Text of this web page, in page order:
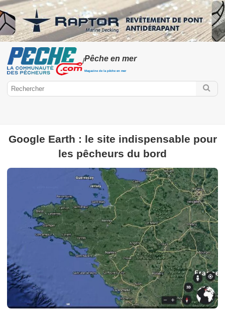
/Pêche en mer
Magazine de la pêche en mer
bateau
Pêche du bord Poissons de mer
Google Earth : le site indispensable pour
les pêcheurs du bord